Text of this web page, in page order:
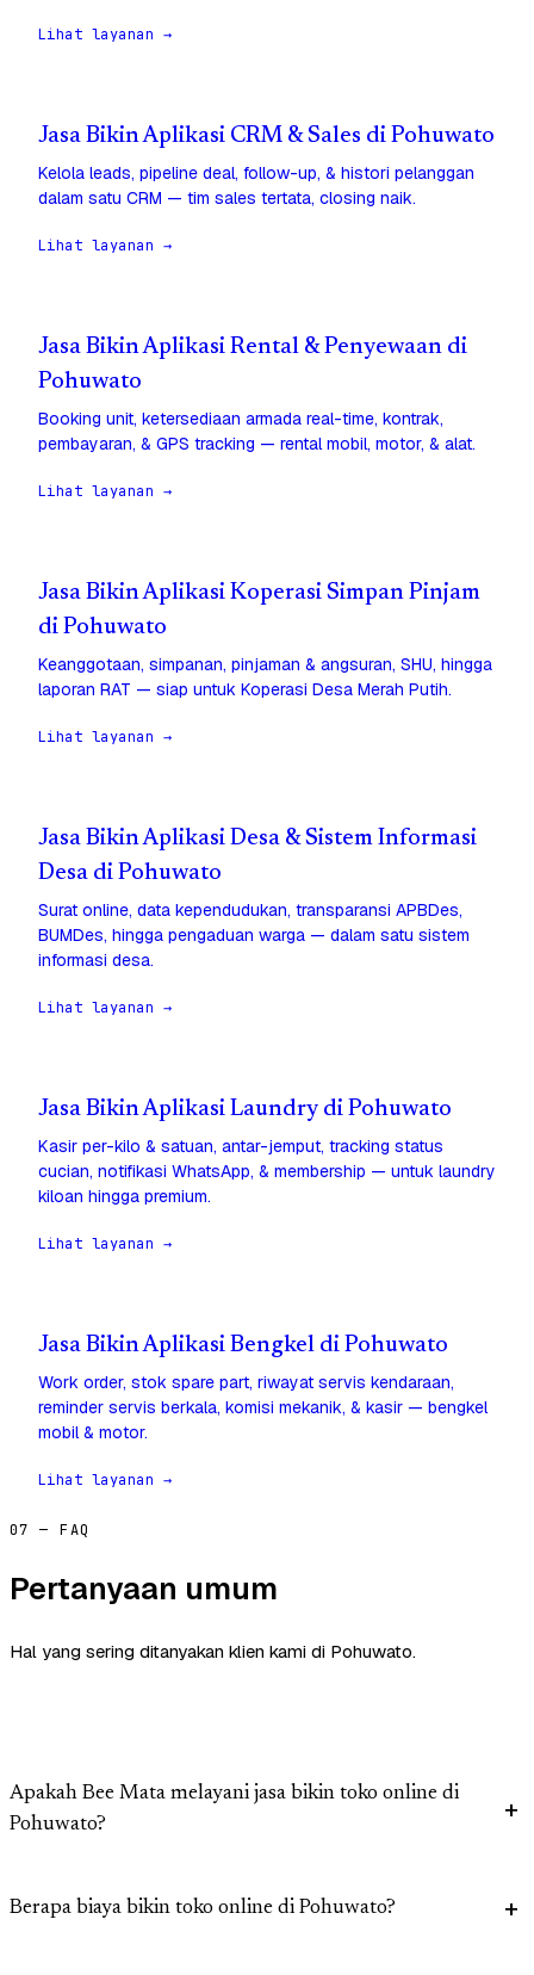
Lihat layanan →
Jasa Bikin Aplikasi CRM & Sales di Pohuwato
Kelola leads, pipeline deal, follow-up, & histori pelanggan
dalam satu CRM — tim sales tertata, closing naik.
Lihat layanan →
Jasa Bikin Aplikasi Rental & Penyewaan di
Pohuwato
Booking unit, ketersediaan armada real-time, kontrak,
pembayaran, & GPS tracking — rental mobil, motor, & alat.
Lihat layanan →
Jasa Bikin Aplikasi Koperasi Simpan Pinjam
di Pohuwato
Keanggotaan, simpanan, pinjaman & angsuran, SHU, hingga
laporan RAT — siap untuk Koperasi Desa Merah Putih.
Lihat layanan →
Jasa Bikin Aplikasi Desa & Sistem Informasi
Desa di Pohuwato
Surat online, data kependudukan, transparansi APBDes,
BUMDes, hingga pengaduan warga — dalam satu sistem
informasi desa.
Lihat layanan →
Jasa Bikin Aplikasi Laundry di Pohuwato
Kasir per-kilo & satuan, antar-jemput, tracking status
cucian, notifikasi WhatsApp, & membership — untuk laundry
kiloan hingga premium.
Lihat layanan →
Jasa Bikin Aplikasi Bengkel di Pohuwato
Work order, stok spare part, riwayat servis kendaraan,
reminder servis berkala, komisi mekanik, & kasir — bengkel
mobil & motor.
Lihat layanan →
07 — FAQ
Pertanyaan umum
Hal yang sering ditanyakan klien kami di Pohuwato.
Apakah Bee Mata melayani jasa bikin toko online di
Pohuwato?
Berapa biaya bikin toko online di Pohuwato?